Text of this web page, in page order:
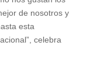
de nosotros y
esta
celebra